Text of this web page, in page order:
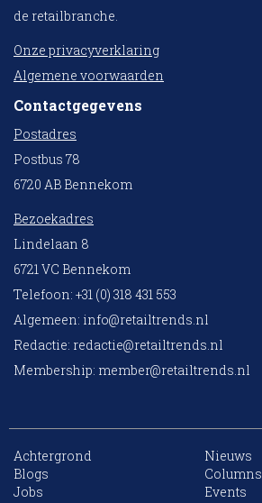
de retailbranche.
Onze privacyverklaring
Algemene voorwaarden
Contactgegevens
Postadres
Postbus 78
6720 AB Bennekom
Bezoekadres
Lindelaan 8
6721 VC Bennekom
Telefoon: +31 (0) 318 431 553
Algemeen: info@retailtrends.nl
Redactie: redactie@retailtrends.nl
Membership: member@retailtrends.nl
Achtergrond
Nieuws
Blogs
Columns
Jobs
Events